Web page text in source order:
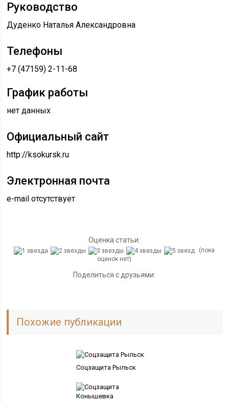
Руководство
Дуденко Наталья Александровна
Телефоны
+7 (47159) 2-11-68
График работы
нет данных
Официальный сайт
http://ksokursk.ru
Электронная почта
e-mail отсутствует
Оценка статьи:
(пока
оценок нет)
Поделиться с друзьями:
Похожие публикации
Соцзащита Рыльск